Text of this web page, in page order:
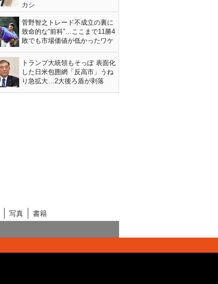
カシ
菅野智之トレード不成立の裏に
致命的な“前科”…ここまで11勝4
敗でも市場価値が低かったワケ
トランプ大統領もそっぽ 表面化
した日米包囲網「反高市」うね
り急拡大…2大後ろ盾が剥落
写真
書籍